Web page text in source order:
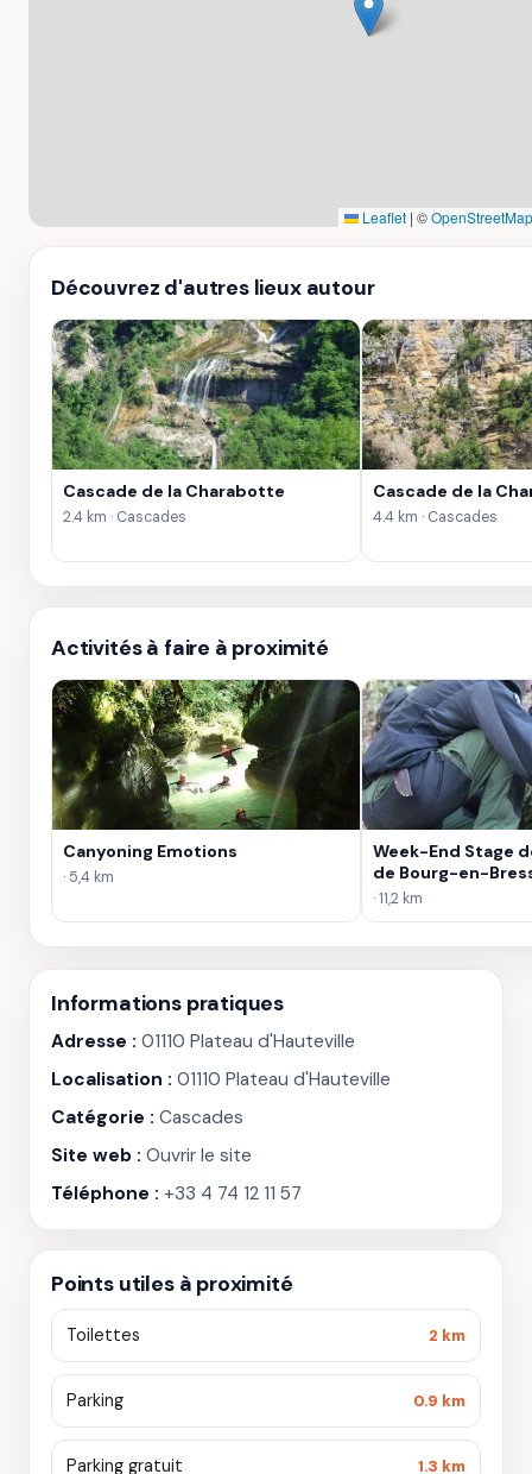
Leaflet | ©
Découvrez d'autres lieux autour
Cascade de la Charabotte
2.4 km · Cascades
Cascade de la
4.4 km · Cascades
Activités à faire à proximité
Canyoning Emotions
· 5,4 km
Week-End Stage
de Bourg-en-
· 11,2 km
Informations pratiques
Adresse : 01110 Plateau d'Hauteville
Localisation : 01110 Plateau d'Hauteville
Catégorie : Cascades
Site web : Ouvrir le site
Téléphone : +33 4 74 12 11 57
Points utiles à proximité
Toilettes 2 km
Parking 0.9 km
Parking gratuit 1.3 km